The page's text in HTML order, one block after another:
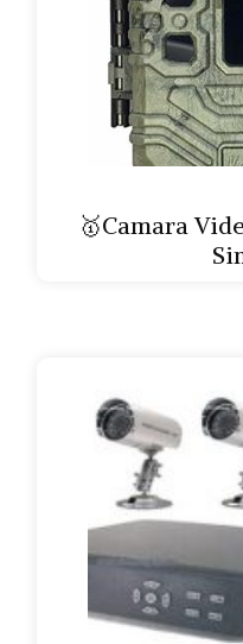
🥇Camara